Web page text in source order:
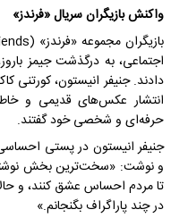
واکنش بازیگران سریال «فرندز»
اجتماعی، به درگذشت جیمز
دادند. جنیفر انیستون، کورتنی
انتشار عکس‌های قدیمی و
حرفه‌ای و شخصی خود گفتند.
جنیفر انیستون در پستی احساسی
و نوشت: «سخت‌ترین بخش
تا مردم احساس عشق کنند، و
در چند پاراگراف بگنجانم.»